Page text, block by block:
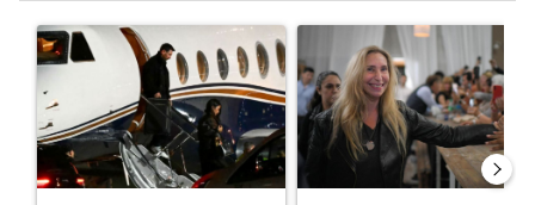
Un artículo de tendencia con el título "Lionel Messi llegó a
Un artículo de tendencia